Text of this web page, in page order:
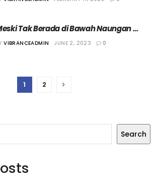
Tak Berada di Bawah Naungan
yang Sama, 5 Grup Idol Ini Tetap
VIBRANCEADMIN JUNE 2, 2023 0
1 2
Search